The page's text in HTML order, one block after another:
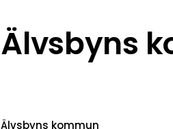
Älvsbyns
Älvsbyns kommun